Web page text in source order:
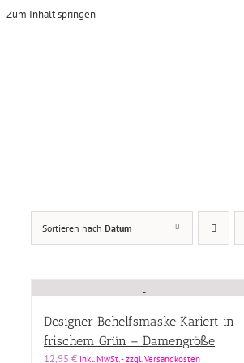
Zum Inhalt springen
Produkt Größen
Produkt Designer
Sortieren nach Datum
Designer Behelfsmaske Kariert in
frischem Grün – Damengröße
12,95 € inkl. MwSt. - zzgl. Versandkosten